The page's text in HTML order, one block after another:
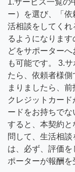
ー）を選び、「
活相談をしてくれ
るようになりま
どをサポーター
も可能です。 3.
たら、依頼者様
まりましたら、前
クレジットカー
ードをお持ちで
すると、本契約
問して、生活相
は、必ず、評価
ポーターが報酬を